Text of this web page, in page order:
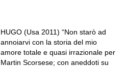
HUGO (Usa 2011) “Non starò ad
annoiarvi con la storia del mio
amore totale e quasi irrazionale per
Martin Scorsese; con aneddoti su